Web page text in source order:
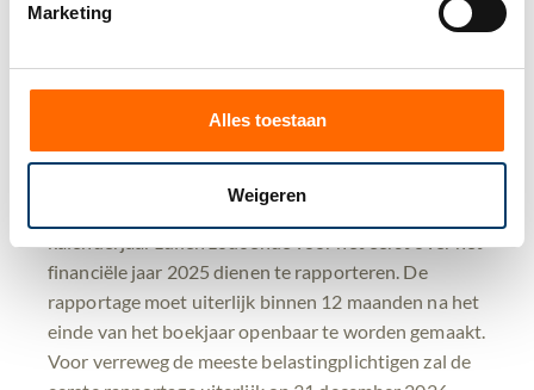
Marketing
Alles toestaan
Weigeren
gelijk aan die van een jaarrekening. Het niet voldoen
leiden tot civielrechtelijke boetes.
De eerste openbare rapportagein Nederlandgeldt
Ondernemingen met een boekjaar gelijk aan het
kalenderjaar zullen zodoende voor het eerst over het
financiële jaar 2025 dienen te rapporteren. De
rapportage moet uiterlijk binnen 12 maanden na het
einde van het boekjaar openbaar te worden gemaakt.
Voor verreweg de meeste belastingplichtigen zal de